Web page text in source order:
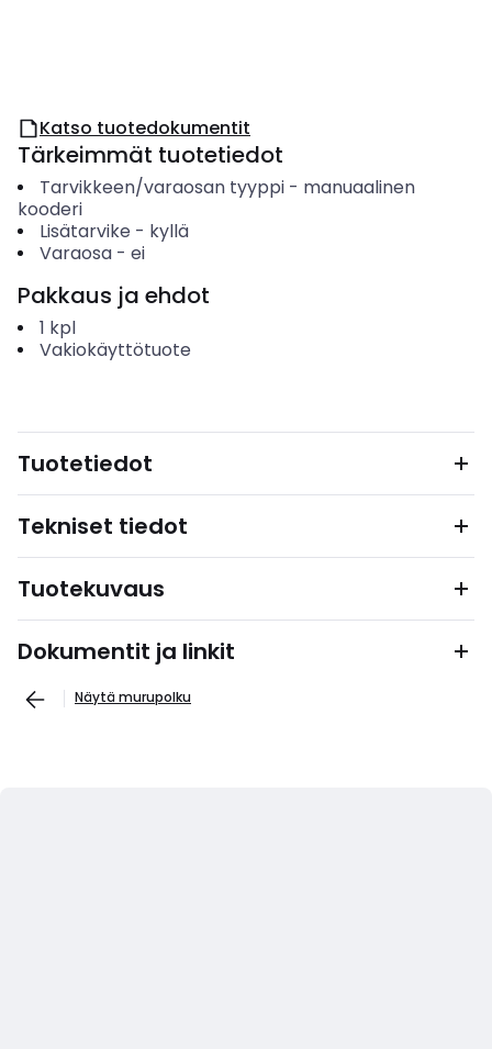
Katso tuotedokumentit
Tärkeimmät tuotetiedot
Tarvikkeen/varaosan tyyppi- manuaalinen
kooderi
Lisätarvike - kyllä
Varaosa- ei
Pakkaus ja ehdot
1 kpl
Vakiokäyttötuote
Tuotetiedot
Tekniset tiedot
Tuotekuvaus
Dokumentit ja linkit
Näytä murupolku